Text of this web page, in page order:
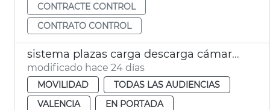
CONTRACTE CONTROL
CONTRATO CONTROL
sistema plazas carga descarga cámaras visión artificial València
modificado hace 24 días
MOVILIDAD
TODAS LAS AUDIENCIAS
VALENCIA
EN PORTADA